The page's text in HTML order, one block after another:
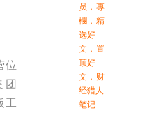
位
团
工
员 ， 專
欄 ， 精
选好
文 ， 置
顶好
文 ， 财
经猎人
笔记